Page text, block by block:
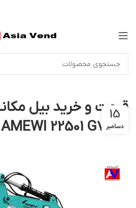
قیمت و خرید بیل
AMEWI 22501 G704E
15
دسامبر